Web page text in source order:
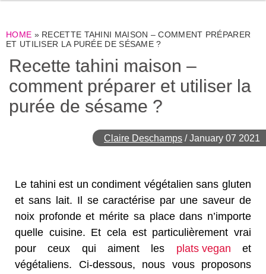
HOME » RECETTE TAHINI MAISON – COMMENT PRÉPARER
ET UTILISER LA PURÉE DE SÉSAME ?
Recette tahini maison –
comment préparer et utiliser la
purée de sésame ?
Claire Deschamps /January 07 2021
Le tahini est un condiment végétalien sans gluten
et sans lait. Il se caractérise par une saveur de
noix profonde et mérite sa place dans n’importe
quelle cuisine. Et cela est particulièrement vrai
pour ceux qui aiment les plats vegan et
végétaliens. Ci-dessous, nous vous proposons